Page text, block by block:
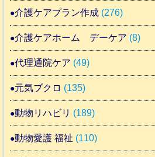
介護ケアプラン作成 (276)
介護ケアホーム デーケア (8)
代理通院ケア (49)
元気ブクロ (135)
動物リハビリ (189)
動物愛護 福祉 (110)